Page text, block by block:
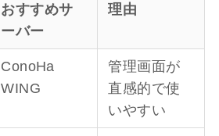
おすすめサ
ーバー
理由
ConoHa
WING
管理画面が
直感的で使
いやすい